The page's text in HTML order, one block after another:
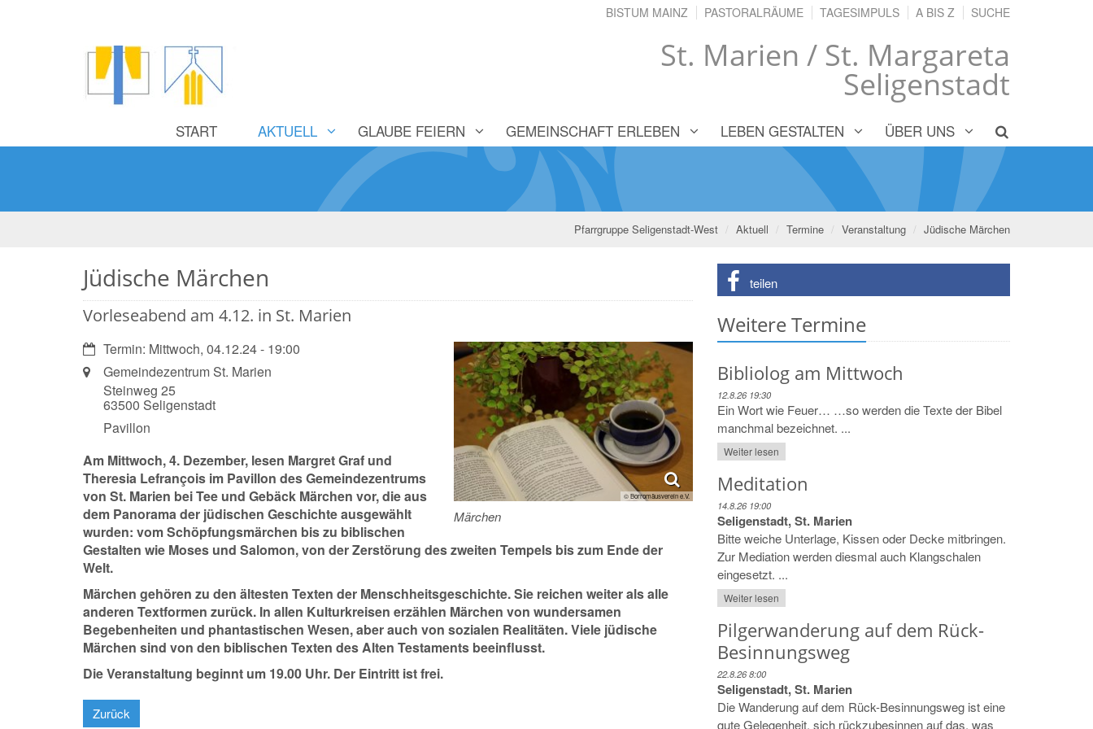
St. Marien / St. Margareta
Seligenstadt
BISTUM MAINZ PASTORALRÄUME TAGESIMPULS A BIS Z SUCHE
START AKTUELL GLAUBE FEIERN GEMEINSCHAFT ERLEBEN LEBEN GESTALTEN ÜBER UNS
Pfarrgruppe Seligenstadt-West Aktuell Termine Veranstaltung Jüdische Märchen
Jüdische Märchen
Vorleseabend am 4.12. in St. Marien
© Borromäusverein e.V.
Märchen
Datum:Termin: Mittwoch, 04.12.24 - 19:00
Ort: Gemeindezentrum St. Marien
Steinweg 25
63500 Seligenstadt
Pavillon
Am Mittwoch, 4. Dezember, lesen Margret Graf und
Theresia Lefrançois im Pavillon des Gemeindezentrums
von St. Marien bei Tee und Gebäck Märchen vor, die aus
dem Panorama der jüdischen Geschichte ausgewählt
wurden: vom Schöpfungsmärchen bis zu biblischen
Gestalten wie Moses und Salomon, von der Zerstörung des zweiten Tempels bis zum Ende der
Welt.
Märchen gehören zu den ältesten Texten der Menschheitsgeschichte. Sie reichen weiter als alle
anderen Textformen zurück. In allen Kulturkreisen erzählen Märchen von wundersamen
Begebenheiten und phantastischen Wesen, aber auch von sozialen Realitäten. Viele jüdische
Märchen sind von den biblischen Texten des Alten Testaments beeinflusst.
Die Veranstaltung beginnt um 19.00 Uhr. Der Eintritt ist frei.
Zurück
teilen
Weitere Termine
Bibliolog am Mittwoch
12.8.26 19:30
Ein Wort wie Feuer… …so werden die Texte der Bibel
manchmal bezeichnet. ...
Weiter lesen
Meditation
14.8.26 19:00
Seligenstadt, St. Marien
Bitte weiche Unterlage, Kissen oder Decke mitbringen.
Zur Mediation werden diesmal auch Klangschalen
eingesetzt. ...
Weiter lesen
Pilgerwanderung auf dem Rück-
Besinnungsweg
22.8.26 8:00
Seligenstadt, St. Marien
Die Wanderung auf dem Rück-Besinnungsweg ist eine
gute Gelegenheit, sich rückzubesinnen auf das, was